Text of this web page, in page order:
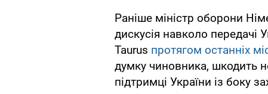
Раніше міністр оборони
дискусія навколо передачі
Taurus протягом останніх
думку чиновника, шкодить
підтримці України із боку